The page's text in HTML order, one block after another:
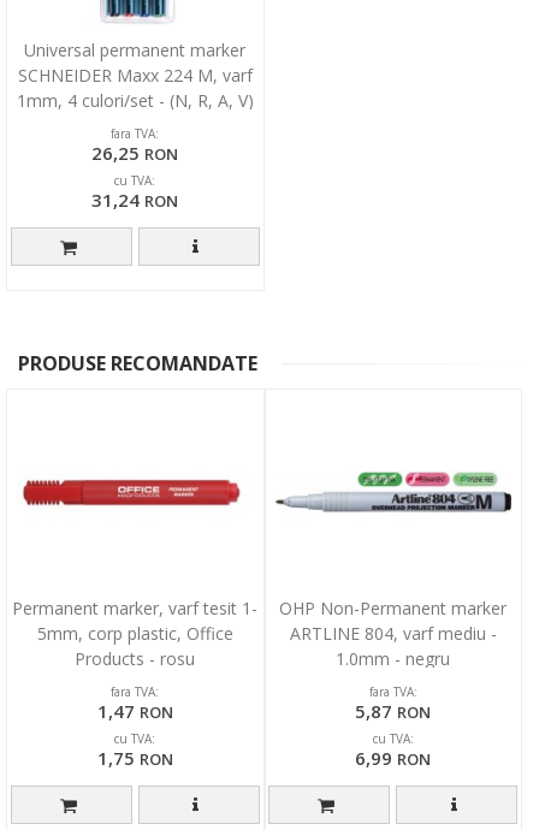
Universal permanent marker
SCHNEIDER Maxx 224 M, varf
1mm, 4 culori/set - (N, R, A, V)
fara TVA:
26,25 RON
cu TVA:
31,24 RON
PRODUSE RECOMANDATE
Permanent marker, varf tesit 1-
5mm, corp plastic, Office
Products - rosu
fara TVA:
1,47 RON
cu TVA:
1,75 RON
OHP Non-Permanent marker
ARTLINE 804, varf mediu -
1.0mm - negru
fara TVA:
5,87 RON
cu TVA:
6,99 RON